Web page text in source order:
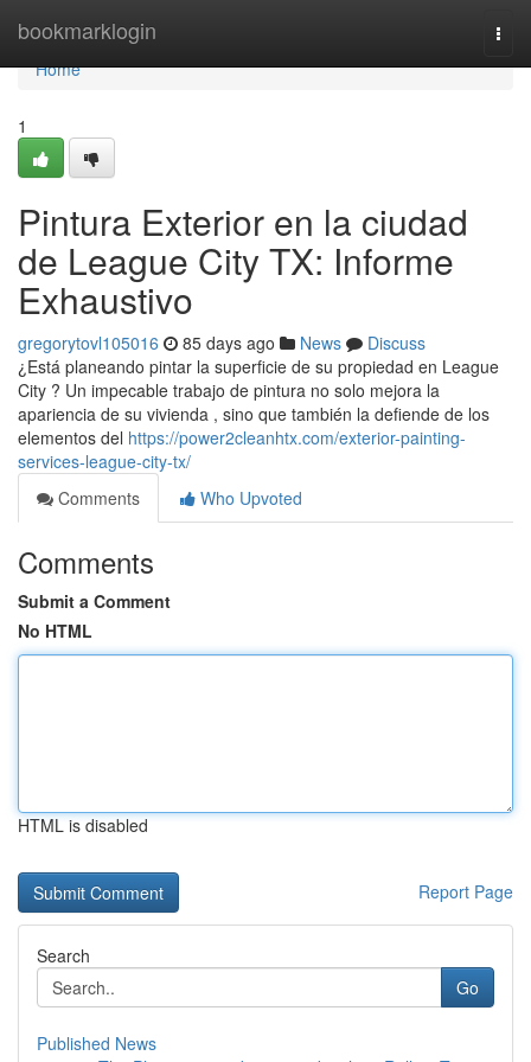
bookmarklogin
Home
Home
1
Pintura Exterior en la ciudad
de League City TX: Informe
Exhaustivo
gregorytovl105016 85 days ago News
Discuss
¿Está planeando pintar la superficie de su propiedad en League
City ? Un impecable trabajo de pintura no solo mejora la
apariencia de su vivienda , sino que también la defiende de los
elementos del https://power2cleanhtx.com/exterior-painting-
services-league-city-tx/
Comments
Who Upvoted
Comments
Submit a Comment
No HTML
HTML is disabled
Report Page
Search
Go
Published News